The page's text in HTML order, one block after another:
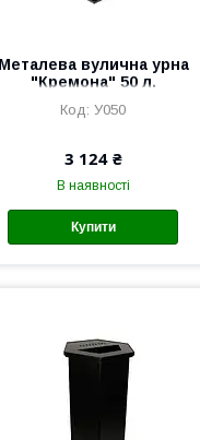
Металева вулична урна
"Кремона" 50 л.
У050
3 124 ₴
В наявності
Купити